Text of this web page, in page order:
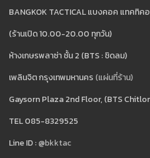
BANGKOK TACTICAL แบงคอค แทคทิค
(ร้านเปิด 10.00-20.00 ทุกวัน)
ห้างเกษรพลาซ่า ชั้น 2 (BTS : ชิดลม)
เพลินจิต กรุงเทพมหานคร (แผ่นที่ร้าน)
Gaysorn Plaza 2nd Floor, (BTS
TEL 085-8329525
Line ID :@bkktac